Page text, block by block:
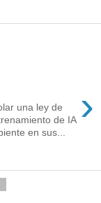
›
una ley de
de IA
en sus...